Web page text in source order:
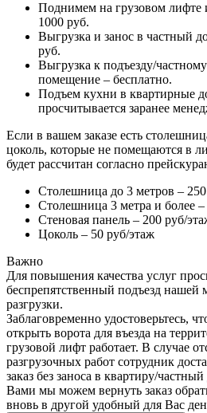
Поднимем на грузовом лифте
1000 руб.
Выгрузка и занос в частный
руб.
Выгрузка к подъезду/
помещение – бесплатно.
Подъем кухни в квартирные
просчитывается заранее
Если в вашем заказе есть
цоколь, которые не помещаются в
будет рассчитан согласно
Столешница до 3 метров –
Столешница 3 метра и более
Стеновая панель – 200 руб/
Цоколь – 50 руб/этаж
Важно
Для повышения качества услуг
беспрепятственный подъезд
разгрузки.
Заблаговременно удостоверьтесь,
открыть ворота для въезда на
грузовой лифт работает. В случае
разгрузочных работ сотрудник
заказ без заноса в квартиру/
Вами мы можем вернуть заказ
вновь в другой удобный для Вас